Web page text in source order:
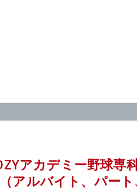
アカデミー野球専
アルバイト、パート